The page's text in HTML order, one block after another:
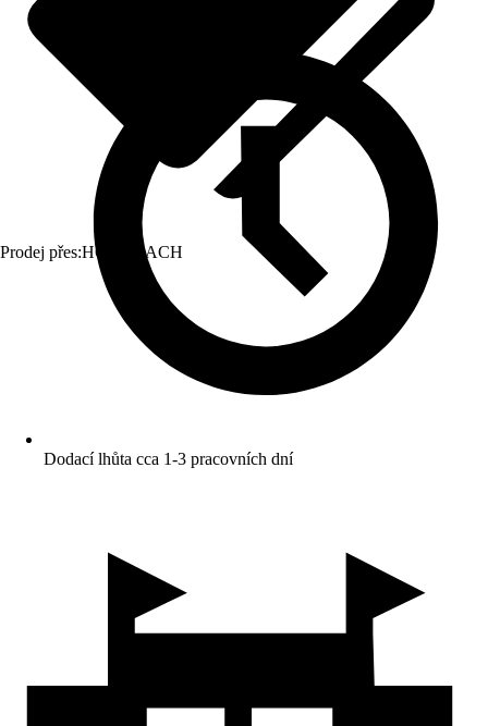
Prodej přes:HORNBACH
Dodací lhůta cca 1-3 pracovních dní